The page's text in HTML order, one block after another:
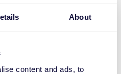
About
content and ads, to
ergonomischen,
Mäusen, die
den perfekten Klick für